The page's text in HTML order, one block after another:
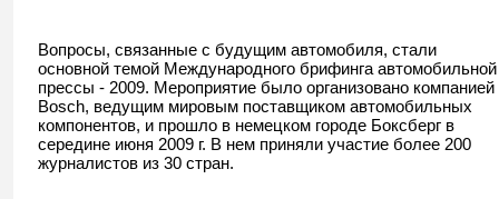
Вопросы, связанные с будущим автомобиля, стали
основной темой Международного брифинга автомобильной
прессы - 2009. Мероприятие было организовано компанией
Bosch, ведущим мировым поставщиком автомобильных
компонентов, и прошло в немецком городе Боксберг в
середине июня 2009 г. В нем приняли участие более 200
журналистов из 30 стран.